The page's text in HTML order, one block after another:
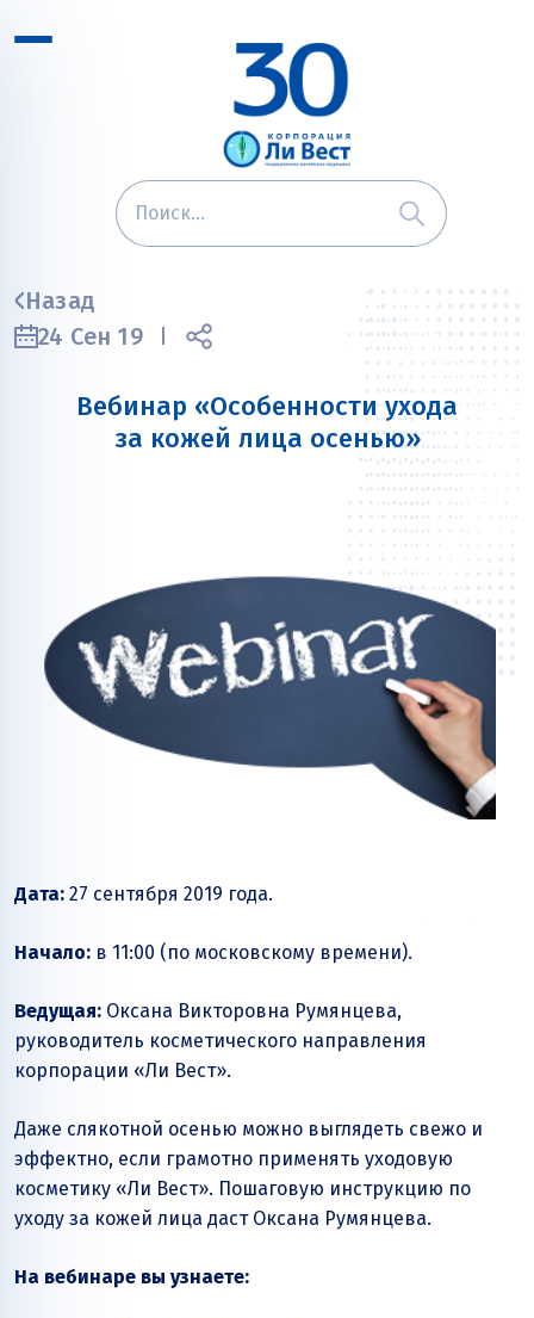
Назад
24 Сен 19
Вебинар «Особенности ухода
за кожей лица осенью»
Дата: 27 сентября 2019 года.
Начало: в 11:00 (по московскому времени).
Ведущая: Оксана Викторовна Румянцева,
руководитель косметического направления
корпорации «Ли Вест».
Даже слякотной осенью можно выглядеть свежо и
эффектно, если грамотно применять уходовую
косметику «Ли Вест». Пошаговую инструкцию по
уходу за кожей лица даст Оксана Румянцева.
На вебинаре вы узнаете: